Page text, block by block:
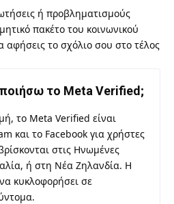
ή προβληματισμούς
πακέτο του κοινωνικού
αφήσεις το σχόλιο σου στο τέλος
το Meta Verified;
το Meta Verified είναι
και το Facebook για χρήστες
στις Ηνωμένες
ή στη Νέα Ζηλανδία. Η
κυκλοφορήσει σε